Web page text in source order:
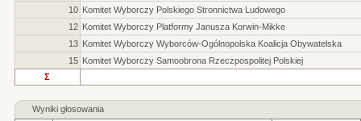
10 Komitet Wyborczy Polskiego Stronnictwa Ludowego
12 Komitet Wyborczy Platformy Janusza Korwin-Mikke
13 Komitet Wyborczy Wyborców-Ogólnopolska Koalicja Obywatelska
15 Komitet Wyborczy Samoobrona Rzeczpospolitej Polskiej
Σ
Wyniki głosowania